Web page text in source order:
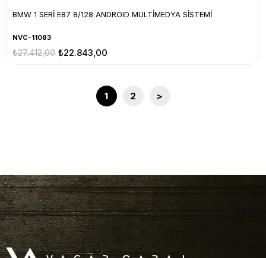
BMW 1 SERİ E87 8/128 ANDROID MULTİMEDYA SİSTEMİ
NVC-11083
₺22.843,00
₺27.412,00
1 2 >